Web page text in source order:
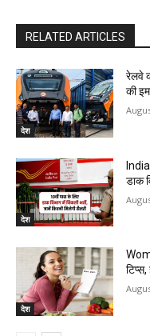
RELATED ARTICLES
देश
रेलवे
की
देश
डाक
देश